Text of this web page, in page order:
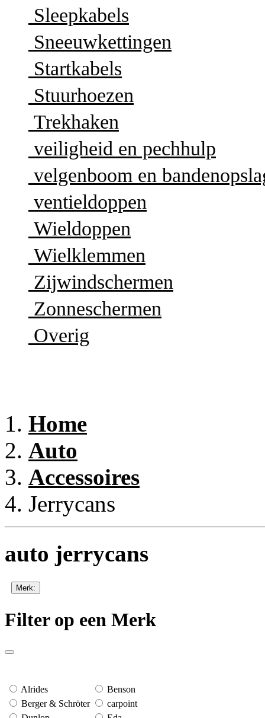
Sleepkabels
Sneeuwkettingen
Startkabels
Stuurhoezen
Trekhaken
veiligheid en pechhulp
velgenboom en
ventieldoppen
Wieldoppen
Wielklemmen
Zijwindschermen
Zonneschermen
Overig
Home
Auto
Accessoires
Jerrycans
auto jerrycans
Merk:
Filter op een Merk
Alrides
Benson
Berger & Schröter
carpoint